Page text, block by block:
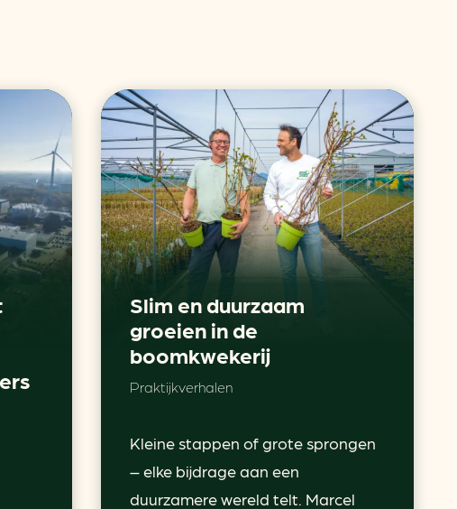
Slim en duurzaam
groeien in de
boomkwekerij
Praktijkverhalen
Kleine stappen of grote sprongen
– elke bijdrage aan een
duurzamere wereld telt. Marcel